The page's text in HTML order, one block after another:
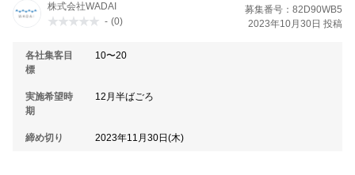
株式会社WADAI
- (0)
募集番号：82D90WB5
2023年10月30日 投稿
各社集客目
標
10〜20
実施希望時
期
12月半ばごろ
締め切り 2023年11月30日(木)